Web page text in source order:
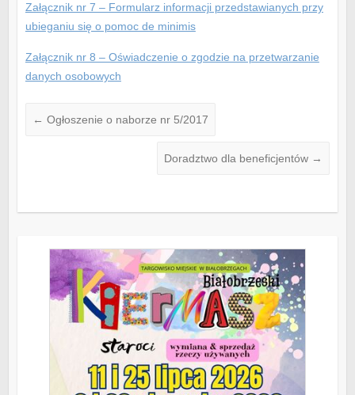
Załącznik nr 7 – Formularz informacji przedstawianych przy
ubieganiu się o pomoc de minimis
Załącznik nr 8 – Oświadczenie o zgodzie na przetwarzanie
danych osobowych
← Ogłoszenie o naborze nr 5/2017
Doradztwo dla beneficjentów →